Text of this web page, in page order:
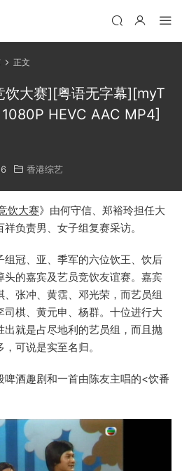
正文
大赛][粤语无字幕][myT
HEVC AAC MP4]
香港综艺
饮大赛》由何守信、郑裕玲担任大
负责男、女子组复赛采访。
组冠、亚、季军的六位饮王、饮后
的嘉宾及艺员竞饮友谊赛。嘉宾
张冲、黄霑、邓光荣，而艺员组
棋、黄元申、杨群。十位进行大
出就是占尽地利的艺员组，而且抛
可说是实至名归。
啤酒趣剧和一首由陈友主唱的<饮番